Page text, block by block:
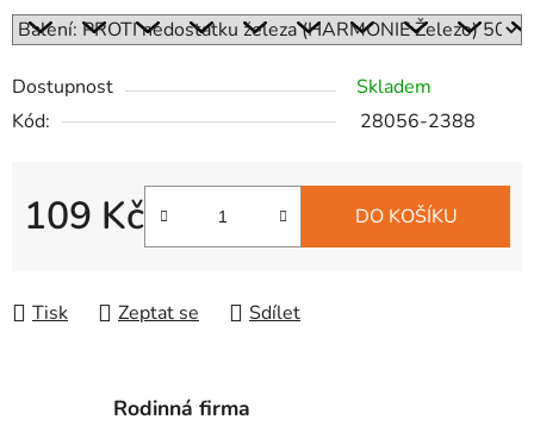
Dostupnost
Skladem
Kód:
28056-2388
109 Kč DO KOŠÍKU
Tisk Zeptat se Sdílet
Rodinná firma